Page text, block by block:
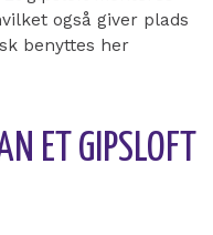
også giver plads
benyttes her
ET GIPSLOFT